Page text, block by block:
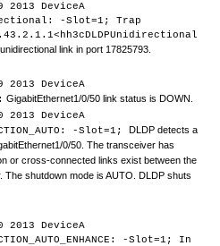
2013 DeviceA
-Slot=1; Trap
link in port 17825793.
2013 DeviceA
GigabitEthernet1/0/50link status is DOWN.
2013 DeviceA
-Slot=1;
DLDP detects a
1/0/50. The transceiver has
or cross-connected links exist between the
The shutdown mode is AUTO. DLDP shuts
2013 DeviceA
-Slot=1; In